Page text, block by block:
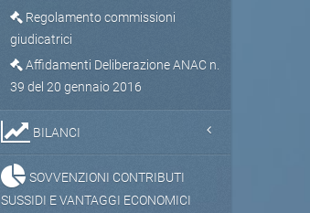
Regolamento commissioni
giudicatrici
Affidamenti Deliberazione ANAC n.
39 del 20 gennaio 2016
BILANCI
SOVVENZIONI CONTRIBUTI
SUSSIDI E VANTAGGI ECONOMICI